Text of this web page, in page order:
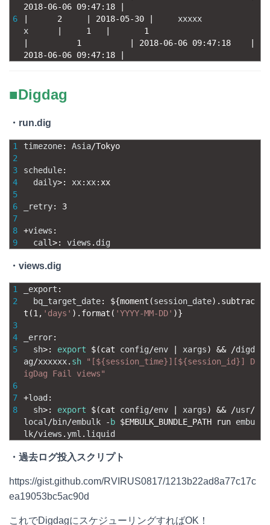
6
2018-06-06 09:47: 18
|
|
2 | 2018-05-30 |
xxxxx
x
| 1 |
1
|
1 | 2018-06-06 09:47: 18
|
2018-06-06 09:47: 18 |
■Digdag
・run.dig
1
2
3
4
5
6
7
8
9
timezone: Asia/Tokyo
schedule:
daily>: xx: xx: xx
_retry: 3
+views :
call>: views . dig
・views.dig
1
2
3
4
5
6
7
8
_export :
bq_target_date: ${moment (session_date) . subtrac
t (1 , 'days' ) . format ( 'YYYY-MM-DD' )}
_error:
sh>: export $(cat config/env | xargs) && /digd
ag/xxxxxx. sh
"[${session_time}][${session_id}] D
igDag Fail views"
+load :
sh>: export $(cat config/env | xargs) && /usr/
local /bin/embulk -b $EMBULK_BUNDLE_PATH run embu
lk/views . yml . liquid
・過去ログ投入スクリプト
https://gist.github.com/RVIRUS0817/1213b22ad8a77c17c
ea19053bc5ac90d
これでDigdagにスケジューリングすればOK！